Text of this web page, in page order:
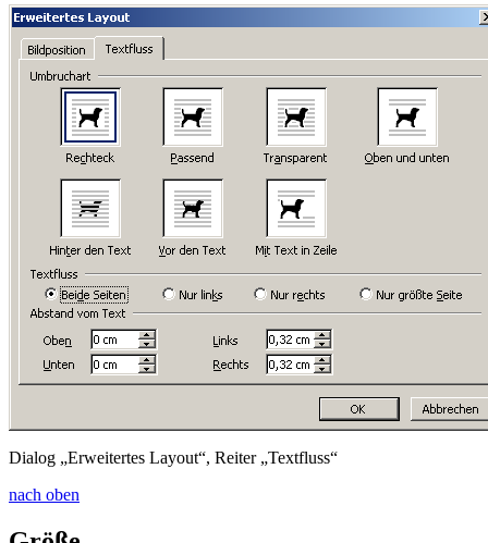
Dialog „Erweitertes Layout“, Reiter „Textfluss“
nach oben